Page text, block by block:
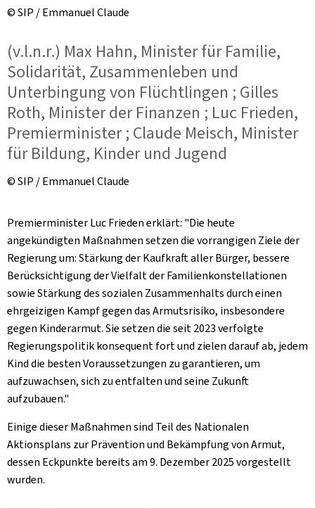
© SIP / Emmanuel Claude
(v.l.n.r.) Max Hahn, Minister für Familie,
Solidarität, Zusammenleben und
Unterbingung von Flüchtlingen ; Gilles
Roth, Minister der Finanzen ; Luc Frieden,
Premierminister ; Claude Meisch, Minister
für Bildung, Kinder und Jugend
© SIP / Emmanuel Claude
Premierminister Luc Frieden erklärt: "Die heute
angekündigten Maßnahmen setzen die vorrangigen Ziele der
Regierung um: Stärkung der Kaufkraft aller Bürger, bessere
Berücksichtigung der Vielfalt der Familienkonstellationen
sowie Stärkung des sozialen Zusammenhalts durch einen
ehrgeizigen Kampf gegen das Armutsrisiko, insbesondere
gegen Kinderarmut. Sie setzen die seit 2023 verfolgte
Regierungspolitik konsequent fort und zielen darauf ab, jedem
Kind die besten Voraussetzungen zu garantieren, um
aufzuwachsen, sich zu entfalten und seine Zukunft
aufzubauen."
Einige dieser Maßnahmen sind Teil des Nationalen
Aktionsplans zur Prävention und Bekämpfung von Armut,
dessen Eckpunkte bereits am 9. Dezember 2025 vorgestellt
wurden.